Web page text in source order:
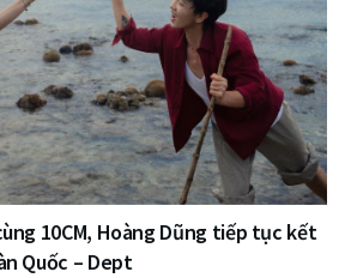
10CM, Hoàng Dũng tiếp tục kết
Quốc – Dept